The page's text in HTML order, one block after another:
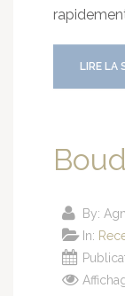
LIRE LA
By:
In: